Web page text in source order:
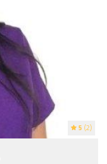
5 (2)